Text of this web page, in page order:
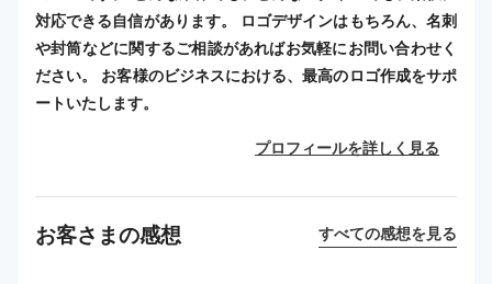
対応できる自信があります。 ロゴデザインはもちろん、名刺
や封筒などに関するご相談があればお気軽にお問い合わせく
ださい。 お客様のビジネスにおける、最高のロゴ作成をサポ
ートいたします。
プロフィールを詳しく見る
お客さまの感想 すべての感想を見る